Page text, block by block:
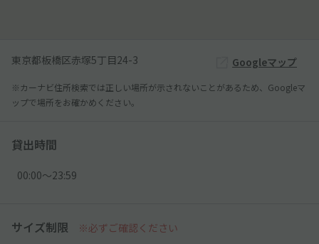
東京都板橋区赤塚5丁目24-3 Googleマップ
※カーナビ住所検索では正しい場所が示されないことがあるため、Googleマ
ップで場所をお確かめください。
貸出時間
00:00〜23:59
サイズ制限 ※必ずご確認ください